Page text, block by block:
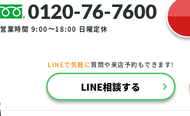
0120-76-7600
営業時間 9:00〜18:00 日曜定休
LINEで気軽に質問や来店予約もできます!
LINE相談する